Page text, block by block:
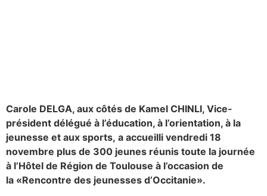
Carole DELGA, aux côtés de Kamel CHINLI, Vice-
président délégué à l’éducation, à l’orientation, à la
jeunesse et aux sports, a accueilli vendredi 18
novembre plus de 300 jeunes réunis toute la journée
à l’Hôtel de Région de Toulouse à l’occasion de
la «Rencontre des jeunesses d’Occitanie».